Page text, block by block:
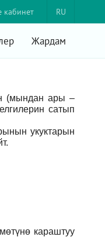
RU
кабинет
Жардам
(мындан ары –
сатып
укуктарын
караштуу